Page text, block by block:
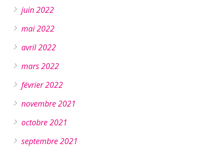
juin 2022
mai 2022
avril 2022
mars 2022
février 2022
novembre 2021
octobre 2021
septembre 2021